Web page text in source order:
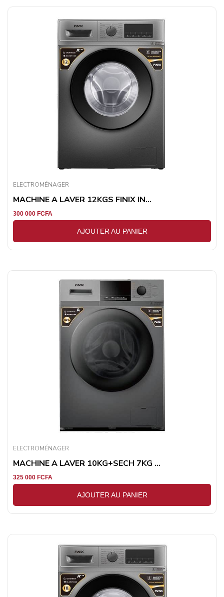
ELECTROMÉNAGER
MACHINE A LAVER 12KGS FINIX IN...
300 000 FCFA
AJOUTER AU PANIER
ELECTROMÉNAGER
MACHINE A LAVER 10KG+SECH 7KG ...
325 000 FCFA
AJOUTER AU PANIER